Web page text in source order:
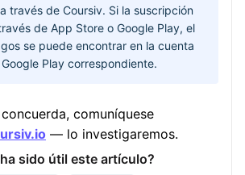
través de Coursiv. Si la suscripción
de App Store o Google Play, el
se puede encontrar en la cuenta
Play correspondiente.
comuníquese
— lo investigaremos.
sido útil este artículo?